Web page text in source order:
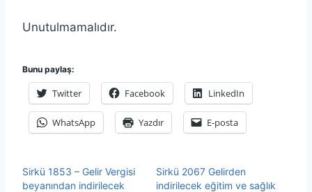
Unutulmamalıdır.
Bunu paylaş:
Twitter Facebook LinkedIn
WhatsApp Yazdır E-posta
Sirkü 1853 – Gelir Vergisi
beyanından indirilecek
Sirkü 2067 Gelirden
indirilecek eğitim ve sağlık